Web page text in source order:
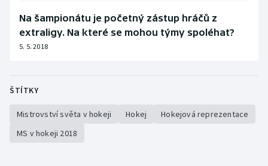
Na šampionátu je početný zástup hráčů z
extraligy. Na které se mohou týmy spoléhat?
5. 5. 2018
ŠTÍTKY
Mistrovství světa v hokeji Hokej
Hokejová reprezentace
MS v hokeji 2018